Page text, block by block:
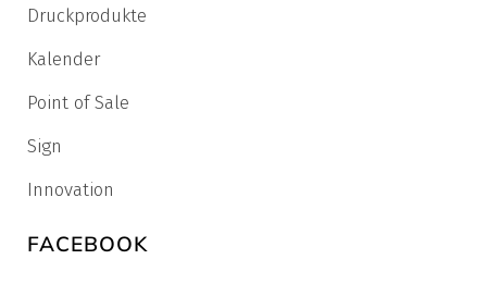
Druckprodukte
Kalender
Point of Sale
Sign
Innovation
FACEBOOK